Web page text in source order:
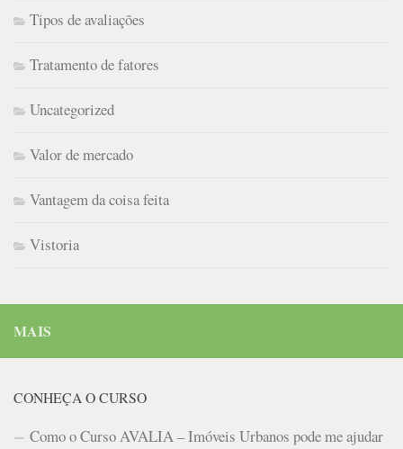
Tipos de avaliações
Tratamento de fatores
Uncategorized
Valor de mercado
Vantagem da coisa feita
Vistoria
MAIS
CONHEÇA O CURSO
Como o Curso AVALIA – Imóveis Urbanos pode me ajudar